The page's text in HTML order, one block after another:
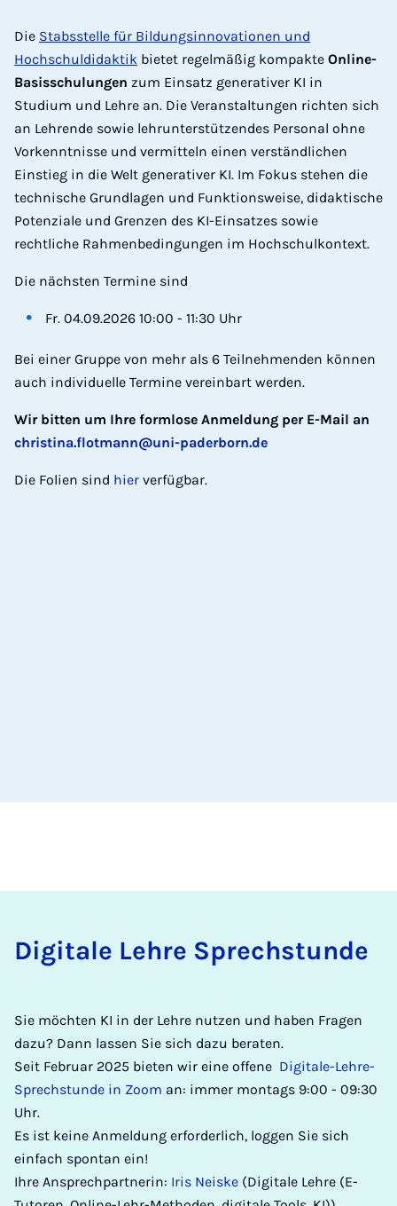
Die Stabsstelle für Bildungsinnovationen und
Hochschuldidaktik bietet regelmäßig kompakte Online-
Basisschulungen zum Einsatz generativer KI in
Studium und Lehre an. Die Veranstaltungen richten sich
an Lehrende sowie lehrunterstützendes Personal ohne
Vorkenntnisse und vermitteln einen verständlichen
Einstieg in die Welt generativer KI. Im Fokus stehen die
technische Grundlagen und Funktionsweise, didaktische
Potenziale und Grenzen des KI-Einsatzes sowie
rechtliche Rahmenbedingungen im Hochschulkontext.
Die nächsten Termine sind
Fr. 04.09.2026 10:00 - 11:30 Uhr
Bei einer Gruppe von mehr als 6 Teilnehmenden können
auch individuelle Termine vereinbart werden.
Wir bitten um Ihre formlose Anmeldung per E-Mail an
christina.flotmann@uni-paderborn.de
Die Folien sind hier verfügbar.
Di­gitale Lehre Sprech­s­tunde
Sie möchten KI in der Lehre nutzen und haben Fragen
dazu? Dann lassen Sie sich dazu beraten.
Seit Februar 2025 bieten wir eine offene Digitale-Lehre-
Sprechstunde in Zoom an: immer montags 9:00 - 09:30
Uhr.
Es ist keine Anmeldung erforderlich, loggen Sie sich
einfach spontan ein!
Ihre Ansprechpartnerin: Iris Neiske (Digitale Lehre (E-